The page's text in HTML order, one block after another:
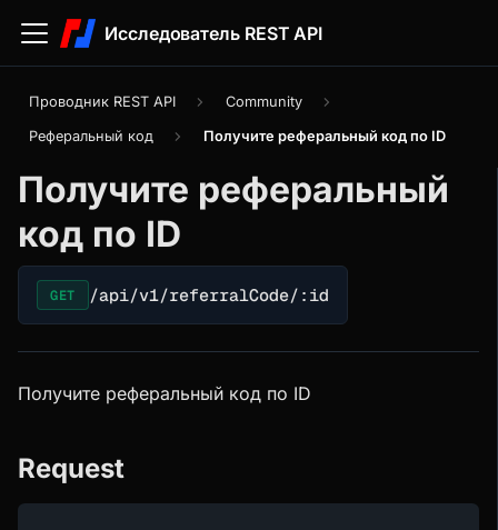
Исследователь REST API
Проводник REST API Community
Реферальный код Получите реферальный код по ID
Получите реферальный
код по ID
GET /api/v1/referralCode/:id
Получите реферальный код по ID
Request